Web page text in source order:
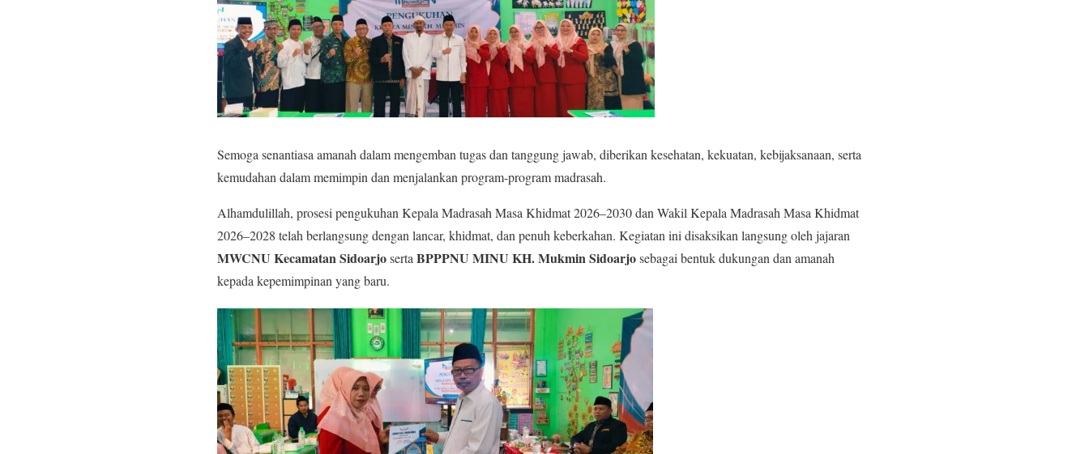
Semoga senantiasa amanah dalam mengemban tugas dan tanggung jawab, diberikan kesehatan, kekuatan, kebijaksanaan, serta
kemudahan dalam memimpin dan menjalankan program-program madrasah.
Alhamdulillah, prosesi pengukuhan Kepala Madrasah Masa Khidmat 2026–2030 dan Wakil Kepala Madrasah Masa Khidmat
2026–2028 telah berlangsung dengan lancar, khidmat, dan penuh keberkahan. Kegiatan ini disaksikan langsung oleh jajaran
MWCNU Kecamatan Sidoarjoserta BPPPNU MINU KH. Mukmin Sidoarjosebagai bentuk dukungan dan amanah
kepada kepemimpinan yang baru.